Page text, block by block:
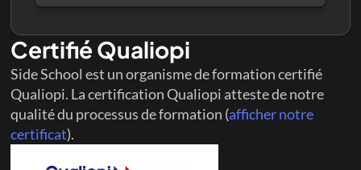
Certifié Qualiopi
Side School est un organisme de formation certifié
Qualiopi. La certification Qualiopi atteste de notre
qualité du processus de formation (afficher notre
certificat).